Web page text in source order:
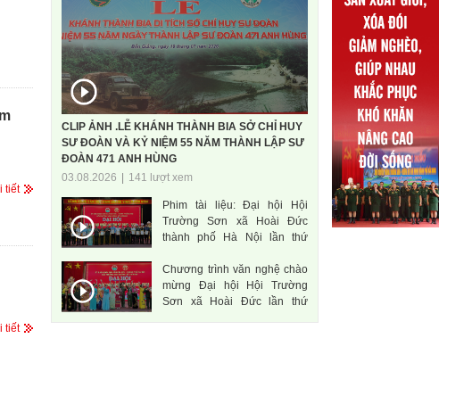
tiết
tiết
CLIP ẢNH .LỄ KHÁNH THÀNH BIA SỞ CHỈ HUY
SƯ ĐOÀN VÀ KỶ NIỆM 55 NĂM THÀNH LẬP SƯ
ĐOÀN 471 ANH HÙNG
03.08.2026
141 lượt xem
Phim tài liệu: Đại hội Hội
Trường Sơn xã Hoài Đức
thành phố Hà Nội lần thứ
Chương trình văn nghệ chào
mừng Đại hội Hội Trường
Sơn xã Hoài Đức lần thứ